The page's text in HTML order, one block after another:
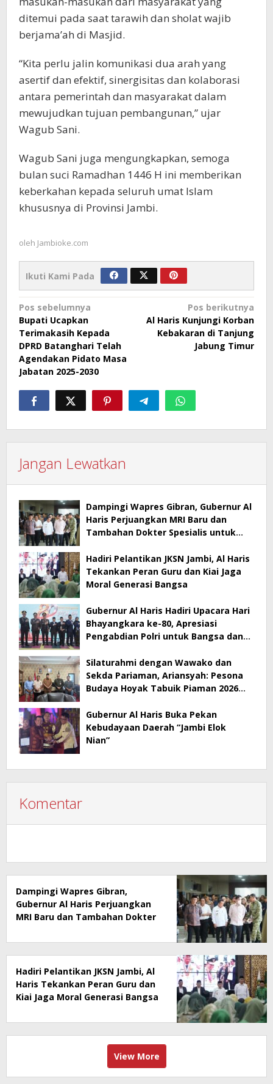
ditemui pada saat tarawih dan sholat wajib
berjama’ah di Masjid.
“Kita perlu jalin komunikasi dua arah yang
asertif dan efektif, sinergisitas dan kolaborasi
antara pemerintah dan masyarakat dalam
mewujudkan tujuan pembangunan,” ujar
Wagub Sani.
Wagub Sani juga mengungkapkan, semoga
bulan suci Ramadhan 1446 H ini memberikan
keberkahan kepada seluruh umat Islam
khususnya di Provinsi Jambi.
oleh Jambioke.com
Ikuti Kami Pada
Navigasi
pos
Pos sebelumnya
Bupati Ucapkan
Terimakasih Kepada
DPRD Batanghari Telah
Agendakan Pidato Masa
Jabatan 2025-2030
Pos berikutnya
Al Haris Kunjungi Korban
Kebakaran di Tanjung
Jabung Timur
Jangan Lewatkan
Dampingi Wapres Gibran, Gubernur Al
Haris Perjuangkan MRI Baru dan
Tambahan Dokter Spesialis untuk
Hadiri Pelantikan JKSN Jambi, Al Haris
Tekankan Peran Guru dan Kiai Jaga
Moral Generasi Bangsa
Gubernur Al Haris Hadiri Upacara Hari
Bhayangkara ke-80, Apresiasi
Pengabdian Polri untuk Bangsa dan
Silaturahmi dengan Wawako dan
Sekda Pariaman, Ariansyah: Pesona
Budaya Hoyak Tabuik Piaman 2026
Gubernur Al Haris Buka Pekan
Kebudayaan Daerah “Jambi Elok
Nian”
Komentar
Dampingi Wapres Gibran,
Gubernur Al Haris Perjuangkan
MRI Baru dan Tambahan Dokter
Mattaher
Hadiri Pelantikan JKSN Jambi, Al
Haris Tekankan Peran Guru dan
Kiai Jaga Moral Generasi Bangsa
View More